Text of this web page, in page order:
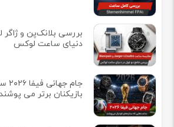
بررسی بلانک‌پن و ژاگر
دنیای ساعت لوکس
بازیکنان برتر می